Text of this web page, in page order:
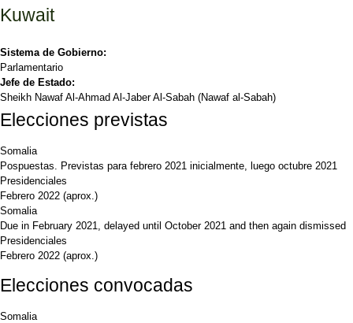
Kuwait
Sistema de Gobierno:
Parlamentario
Jefe de Estado:
Sheikh Nawaf Al-Ahmad Al-Jaber Al-Sabah (Nawaf al-Sabah)
Elecciones previstas
Somalia
Pospuestas. Previstas para febrero 2021 inicialmente, luego octubre 2021
Presidenciales
Febrero 2022 (aprox.)
Somalia
Due in February 2021, delayed until October 2021 and then again dismissed
Presidenciales
Febrero 2022 (aprox.)
Elecciones convocadas
Somalia